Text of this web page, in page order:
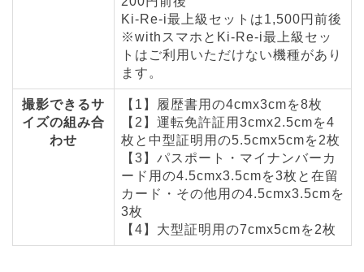
Ki-Re-i最上級セットは1,500円前後
※withスマホとKi-Re-i最上級セッ
トはご利用いただけない機種があり
ます。
撮影できるサ
イズの組み合
わせ
【1】履歴書用の4cmx3cmを8枚
【2】運転免許証用3cmx2.5cmを4
枚と中型証明用の5.5cmx5cmを2枚
【3】パスポート・マイナンバーカ
ード用の4.5cmx3.5cmを3枚と在留
カード・その他用の4.5cmx3.5cmを
3枚
【4】大型証明用の7cmx5cmを2枚